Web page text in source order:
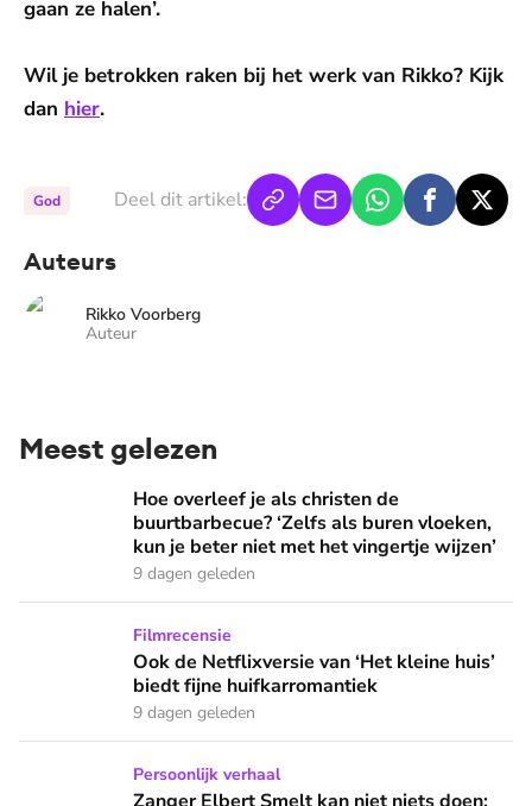
gaan ze halen’.
Wil je betrokken raken bij het werk van Rikko? Kijk
dan hier.
God Deel dit artikel:
Auteurs
Rikko Voorberg
Auteur
Meest gelezen
Hoe overleef je als christen de buurtbarbecue? ‘Zelfs als
Hoe overleef je als christen de
buurtbarbecue? ‘Zelfs als buren vloeken,
kun je beter niet met het vingertje wijzen’
9 dagen geleden
Ook de Netflixversie van ‘Het kleine huis’ biedt fijne
Filmrecensie
Ook de Netflixversie van ‘Het kleine huis’
biedt fijne huifkarromantiek
9 dagen geleden
Zanger Elbert Smelt kan niet niets doen: ‘Ik word soms
Persoonlijk verhaal